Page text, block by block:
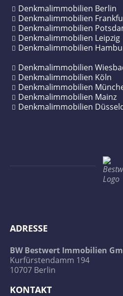
Denkmalimmobilien Berlin
Denkmalimmobilien
Denkmalimmobilien
Denkmalimmobilien Leipzig
Denkmalimmobilien
Denkmalimmobilien
Denkmalimmobilien Köln
Denkmalimmobilien
Denkmalimmobilien Mainz
Denkmalimmobilien
ADRESSE
BW Bestwert Immobilien
Kurfürstendamm 194
10707 Berlin
KONTAKT